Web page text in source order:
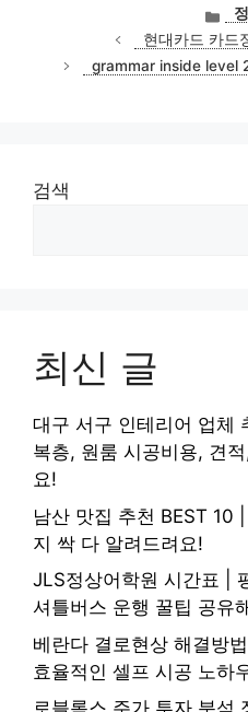
카
테
고
리
현대카드 카드
grammar inside level
검색
최신 글
대구 서구 인테리어 업체
복층, 원룸 시공비용, 견
요!
남산 맛집 추천 BEST 10
지 싹 다 알려드려요!
JLS정상어학원 시간표 |
셔틀버스 운행 꿀팁 공유
베란다 결로현상 해결방
효율적인 셀프 시공 노하